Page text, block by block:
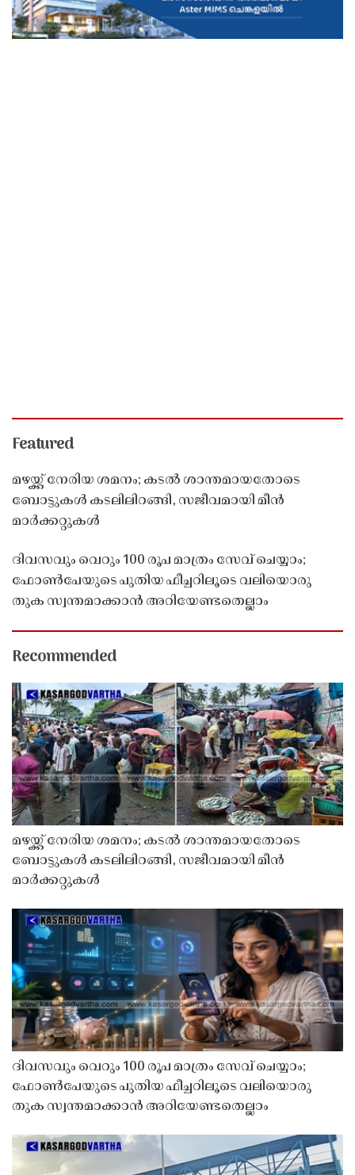
Featured
മഴയ്ക്ക് നേരിയ ശമനം; കടൽ ശാന്തമായതോടെ
ബോട്ടുകൾ കടലിലിറങ്ങി, സജീവമായി മീൻ
മാർക്കറ്റുകൾ
ദിവസവും വെറും 100 രൂപ മാത്രം സേവ് ചെയ്യാം;
ഫോൺപേയുടെ പുതിയ ഫീച്ചറിലൂടെ വലിയൊരു
തുക സ്വന്തമാക്കാൻ അറിയേണ്ടതെല്ലാം
Recommended
മഴയ്ക്ക് നേരിയ ശമനം; കടൽ ശാന്തമായതോടെ
ബോട്ടുകൾ കടലിലിറങ്ങി, സജീവമായി മീൻ
മാർക്കറ്റുകൾ
ദിവസവും വെറും 100 രൂപ മാത്രം സേവ് ചെയ്യാം;
ഫോൺപേയുടെ പുതിയ ഫീച്ചറിലൂടെ വലിയൊരു
തുക സ്വന്തമാക്കാൻ അറിയേണ്ടതെല്ലാം